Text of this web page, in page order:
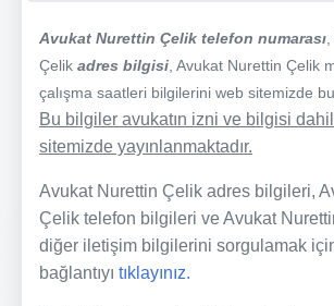
Avukat Nurettin Çelik telefon numarası
Çelik adres bilgisi , Avukat Nurettin Çelik
çalışma saatleri bilgilerini web sitemizde
Bu bilgiler avukatın izni ve bilgisi
sitemizde yayınlanmaktadır.
Avukat Nurettin Çelik adres bilgileri,
Çelik telefon bilgileri ve Avukat
diğer iletişim bilgilerini sorgulamak
bağlantıyı tıklayınız.